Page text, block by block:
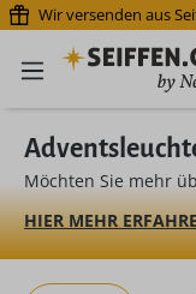
Zum Hauptinhalt
Wir versenden aus
Möchten Sie mehr
HIER MEHR